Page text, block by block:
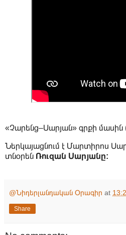
«Չարենց–Սարյան» գրքի մասին
Ներկայացնում է Մարտիրոս
տնօրեն Ռուզան Սարյանը:
@Նիդերլանդական Օրագիր at
Share